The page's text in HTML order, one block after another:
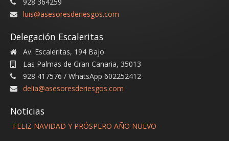
luis@asesoresderiesgos.com
Delegación Escaleritas
Av. Escaleritas, 194 Bajo
Las Palmas de Gran Canaria, 35013
928 417576 / WhatsApp 602252412
delia@asesoresderiesgos.com
Noticias
FELIZ NAVIDAD Y PRÓSPERO AÑO NUEVO